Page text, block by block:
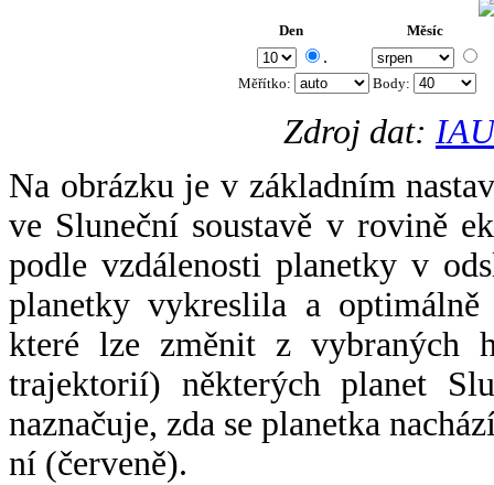
Den Měsíc
.
Měřítko: Body:
Zdroj dat:
Na obrázku je v základním
ve Sluneční soustavě v rovině
podle vzdálenosti planetky v
planetky vykreslila a
které lze změnit z vybraných
trajektorií) některých planet
naznačuje, zda se planetka
ní (červeně).